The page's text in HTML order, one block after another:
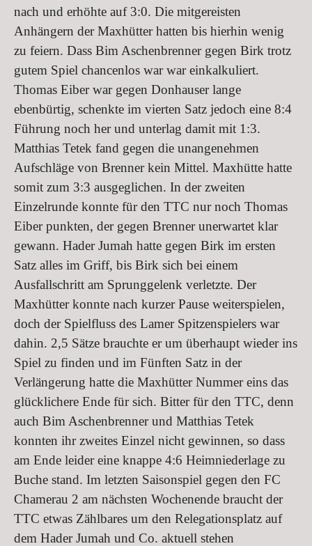
nach und erhöhte auf 3:0. Die mitgereisten
Anhängern der Maxhütter hatten bis hierhin wenig
zu feiern. Dass Bim Aschenbrenner gegen Birk trotz
gutem Spiel chancenlos war war einkalkuliert.
Thomas Eiber war gegen Donhauser lange
ebenbürtig, schenkte im vierten Satz jedoch eine 8:4
Führung noch her und unterlag damit mit 1:3.
Matthias Tetek fand gegen die unangenehmen
Aufschläge von Brenner kein Mittel. Maxhütte hatte
somit zum 3:3 ausgeglichen. In der zweiten
Einzelrunde konnte für den TTC nur noch Thomas
Eiber punkten, der gegen Brenner unerwartet klar
gewann. Hader Jumah hatte gegen Birk im ersten
Satz alles im Griff, bis Birk sich bei einem
Ausfallschritt am Sprunggelenk verletzte. Der
Maxhütter konnte nach kurzer Pause weiterspielen,
doch der Spielfluss des Lamer Spitzenspielers war
dahin. 2,5 Sätze brauchte er um überhaupt wieder ins
Spiel zu finden und im Fünften Satz in der
Verlängerung hatte die Maxhütter Nummer eins das
glücklichere Ende für sich. Bitter für den TTC, denn
auch Bim Aschenbrenner und Matthias Tetek
konnten ihr zweites Einzel nicht gewinnen, so dass
am Ende leider eine knappe 4:6 Heimniederlage zu
Buche stand. Im letzten Saisonspiel gegen den FC
Chamerau 2 am nächsten Wochenende braucht der
TTC etwas Zählbares um den Relegationsplatz auf
dem Hader Jumah und Co. aktuell stehen